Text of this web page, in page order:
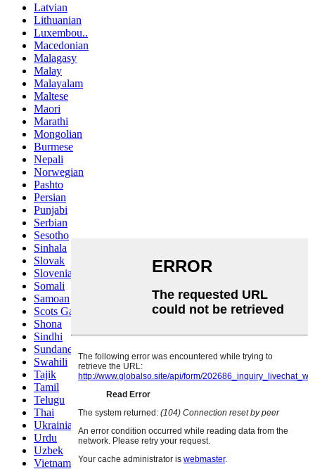
Latvian
Lithuanian
Luxembou..
Macedonian
Malagasy
Malay
Malayalam
Maltese
Maori
Marathi
Mongolian
Burmese
Nepali
Norwegian
Pashto
Persian
Punjabi
Serbian
Sesotho
Sinhala
Slovak
Slovenian
Somali
Samoan
Scots Gaelic
Shona
Sindhi
Sundanese
Swahili
Tajik
Tamil
Telugu
Thai
Ukrainian
Urdu
Uzbek
Vietnamese